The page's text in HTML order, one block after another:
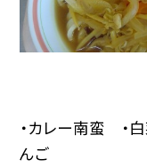
・カレー南蛮 ・
んご